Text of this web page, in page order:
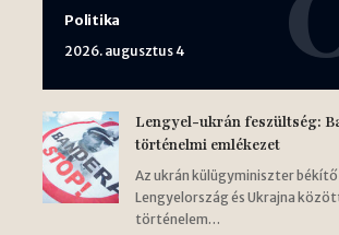
Politika
2026. augusztus 4
Lengyel-ukrán feszültség:
történelmi emlékezet
Az ukrán külügyminiszter békítő
Lengyelország és Ukrajna
történelem…